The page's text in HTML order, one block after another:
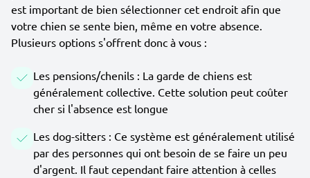
est important de bien sélectionner cet endroit afin que
votre chien se sente bien, même en votre absence.
Plusieurs options s'offrent donc à vous :
Les pensions/chenils : La garde de chiens est
généralement collective. Cette solution peut coûter
cher si l'absence est longue
Les dog-sitters : Ce système est généralement utilisé
par des personnes qui ont besoin de se faire un peu
d'argent. Il faut cependant faire attention à celles